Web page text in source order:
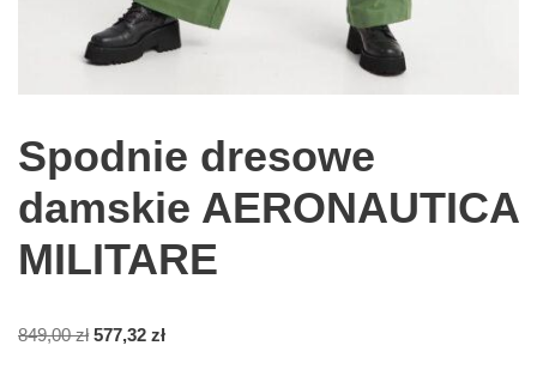
Spodnie dresowe
damskie AERONAUTICA
MILITARE
849,00zł 577,32 zł